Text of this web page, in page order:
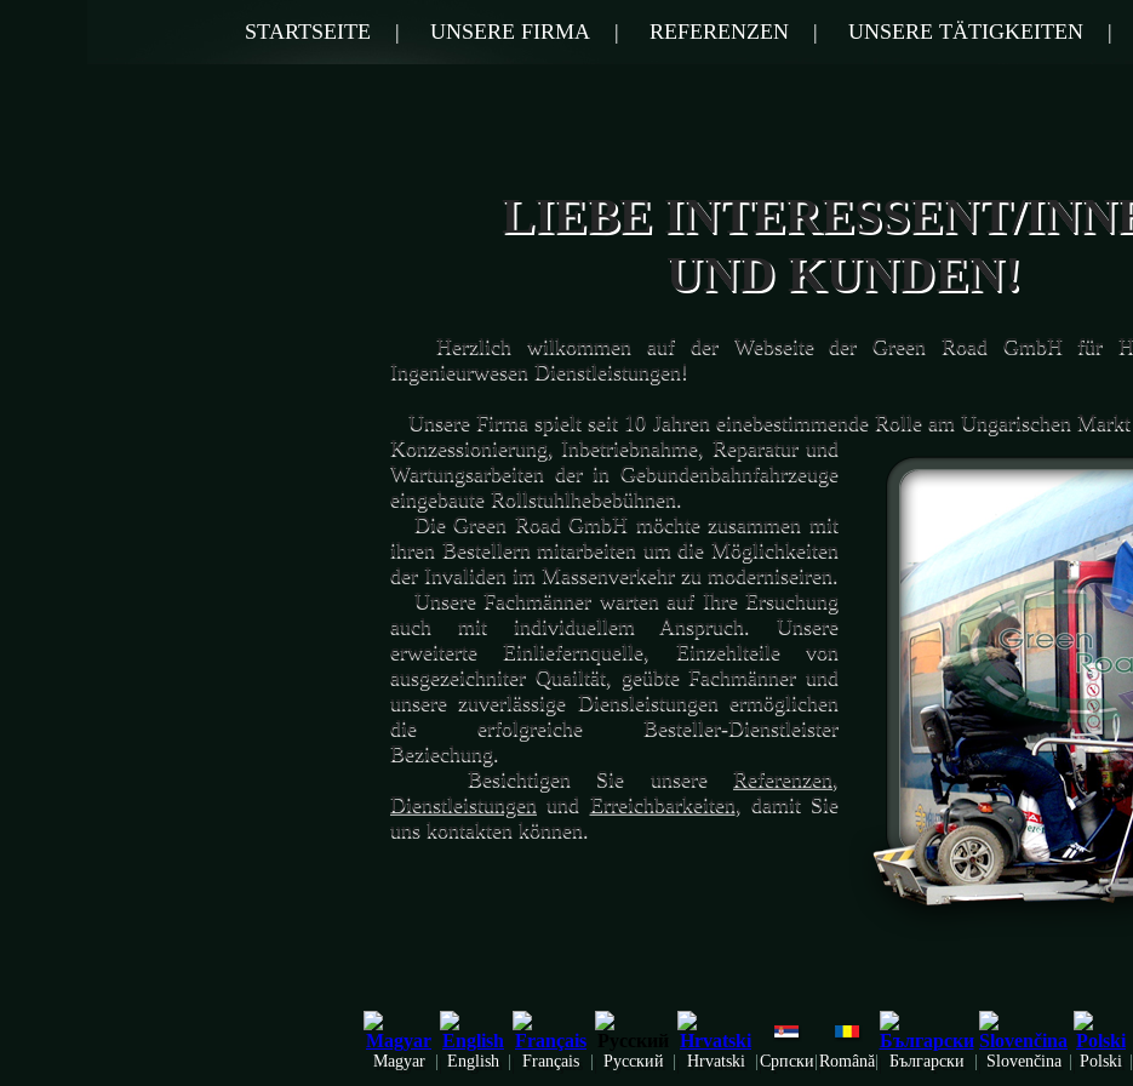
STARTSEITE | UNSERE FIRMA| REFERENZEN| UNSERE TÄTIGKEITEN|
LIEBE INTERESSENT/
UND KUNDEN!
Herzlich wilkommen auf der Webseite der Green Road GmbH für
Ingenieurwesen Dienstleistungen!
Unsere Firma spielt seit 10 Jahren einebestimmende Rolle am Ungarischen
Konzessionierung, Inbetriebnahme, Reparatur und
Wartungsarbeiten der in Gebundenbahnfahrzeuge
eingebaute Rollstuhlhebebühnen.
Die Green Road GmbH möchte zusammen mit
ihren Bestellern mitarbeiten um die Möglichkeiten
der Invaliden im Massenverkehr zu moderniseiren.
Unsere Fachmänner warten auf Ihre Ersuchung
auch mit individuellem Anspruch. Unsere
erweiterte Einliefernquelle, Einzehlteile von
ausgezeichniter Quailtät, geübte Fachmänner und
unsere zuverlässige Diensleistungen ermöglichen
die erfolgreiche Besteller-Dienstleister
Beziechung.
Besichtigen Sie unsere Referenzen,
Dienstleistungen und Erreichbarkeiten, damit Sie
uns kontakten können.
Magyar English Français Русский Hrvatski Српски Română Български Slovenčina Polski